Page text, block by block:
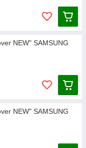
NEW" SAMSUNG
NEW" SAMSUNG